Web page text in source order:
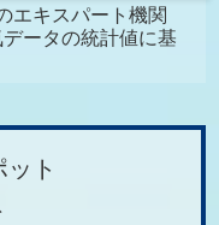
エキスパート機関
ータの統計値に基
ト